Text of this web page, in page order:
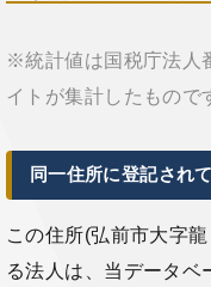
※統計値は国税庁法人
イトが集計したもので
同一住所に登記され
この住所(弘前市大字
る法人は、当データベ